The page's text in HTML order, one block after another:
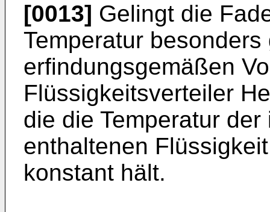
[0013] Gelingt die
Temperatur
erfindungsgemäßen
Flüssigkeitsverteiler
die die Temperatur
enthaltenen
konstant hält.